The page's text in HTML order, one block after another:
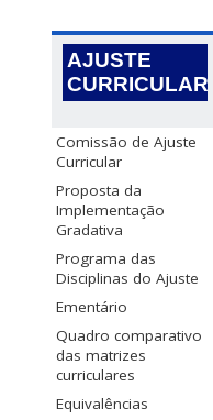
AJUSTE
CURRICULAR
Comissão de Ajuste
Curricular
Proposta da
Implementação
Gradativa
Programa das
Disciplinas do Ajuste
Ementário
Quadro comparativo
das matrizes
curriculares
Equivalências